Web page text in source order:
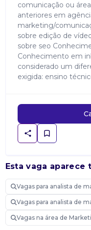
comunicação ou
anteriores em
marketing/
sobre edição de
sobre seo
Conhecimento em
considerado um
exigida: ensino
Esta vaga aparece
Vagas para analista de
Vagas para analista de
Vagas na área de